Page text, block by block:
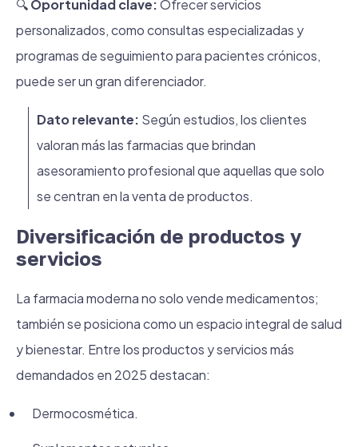
🔍Oportunidad clave:Ofrecer servicios
personalizados, como consultas especializadas y
programas de seguimiento para pacientes crónicos,
puede ser un gran diferenciador.
Dato relevante: Según estudios, los clientes
valoran más las farmacias que brindan
asesoramiento profesional que aquellas que solo
se centran en la venta de productos.
Diversificación de productos y
servicios
La farmacia moderna no solo vende medicamentos;
también se posiciona como un espacio integral de salud
y bienestar. Entre los productos y servicios más
demandados en 2025 destacan:
Dermocosmética.